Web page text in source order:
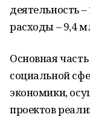
деятельность
расходы – 9,4
Основная
социальной
экономики,
проектов